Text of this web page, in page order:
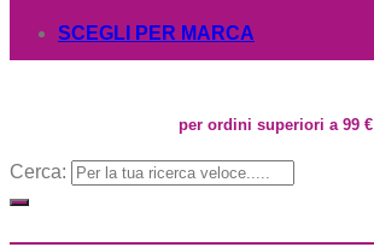
SCEGLI PER MARCA
per ordini superiori a 99 €
Cerca: